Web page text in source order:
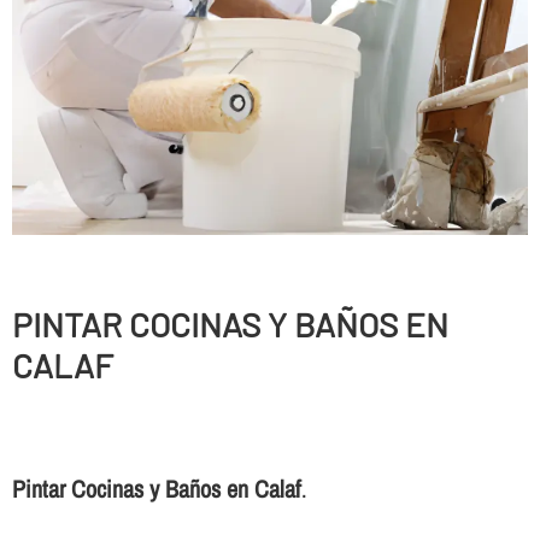
PINTAR COCINAS Y BAÑOS EN
CALAF
Pintar Cocinas y Baños en Calaf.